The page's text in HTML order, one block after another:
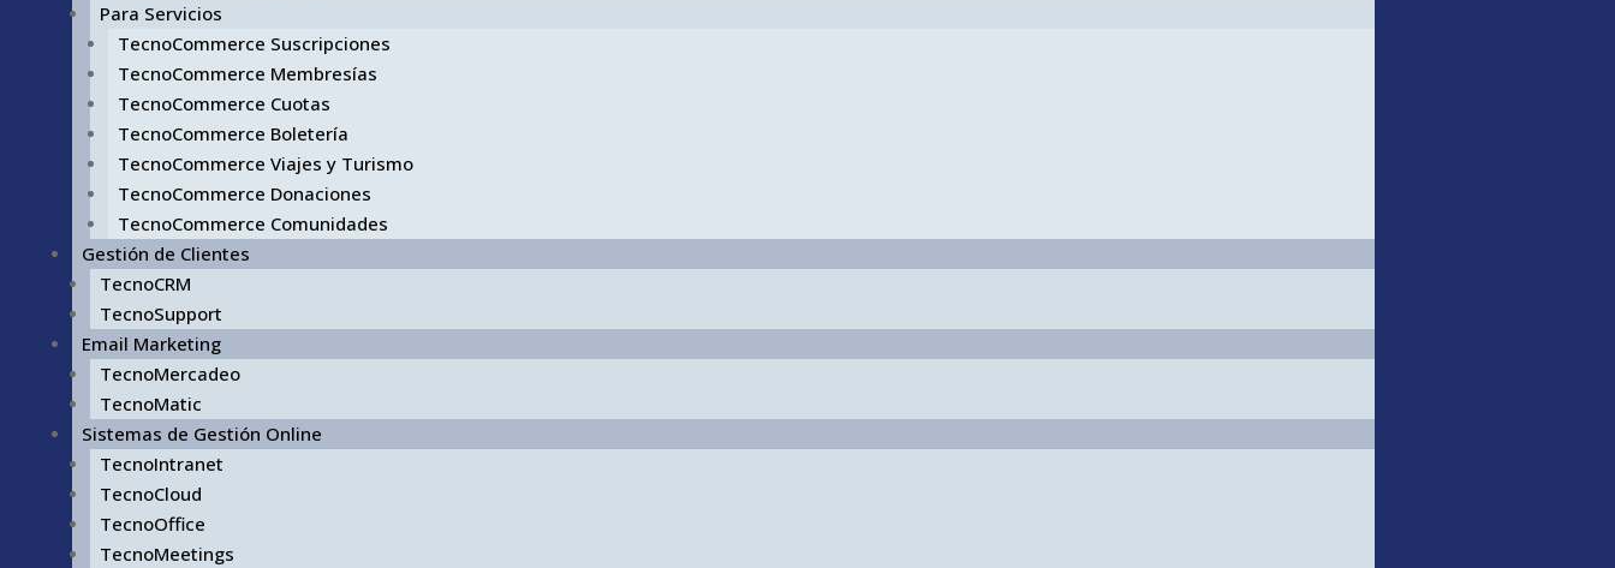
Para Servicios
TecnoCommerce Suscripciones
TecnoCommerce Membresías
TecnoCommerce Cuotas
TecnoCommerce Boletería
TecnoCommerce Viajes y Turismo
TecnoCommerce Donaciones
TecnoCommerce Comunidades
Gestión de Clientes
TecnoCRM
TecnoSupport
Email Marketing
TecnoMercadeo
TecnoMatic
Sistemas de Gestión Online
TecnoIntranet
TecnoCloud
TecnoOffice
TecnoMeetings